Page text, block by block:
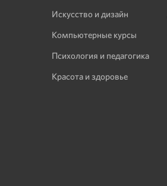
Искусство и дизайн
Компьютерные курсы
Психология и педагогика
Красота и здоровье